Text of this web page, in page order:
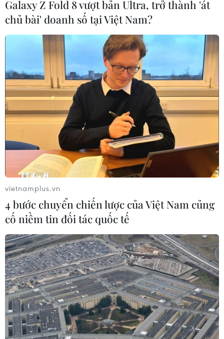
các vụ ngộ độc thực phẩm.
Nghi ngờ nguyên liệu giả, hơn 1.000 công
nhân bỏ ăn trưa tập thể
Đã có hơn 1.000 công nhân Công ty Trách nhiệm hữu
hạn Great Global International đăng ký ăn trưa đã bỏ
bữa vì cho rằng nguyên liệu chế biến không rõ nguồn
gốc.
Galaxy Z Fold 8 vượt bản Ultra, trở thành 'át
chủ bài' doanh số tại Việt Nam?
vietnamplus.vn
4 bước chuyển chiến lược của Việt Nam củng
cố niềm tin đối tác quốc tế